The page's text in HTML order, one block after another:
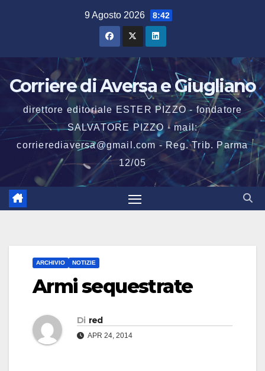
9 Agosto 2026 8:42
Corriere di Aversa e Giugliano
direttore editoriale ESTER PIZZO - fondatore
SALVATORE PIZZO - mail:
corrierediaversa@gmail.com - Reg. Trib. Parma
12/05
ARCHIVIO NOTIZIE
Armi sequestrate
Di red
APR 24, 2014